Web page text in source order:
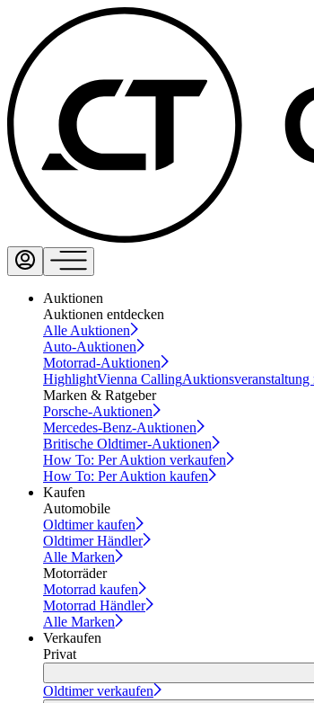
Auktionen
Auktionen entdecken
Alle Auktionen
Auto-Auktionen
Motorrad-Auktionen
HighlightVienna Calling
Marken & Ratgeber
Porsche-Auktionen
Mercedes-Benz-Auktionen
Britische Oldtimer-Auktionen
How To: Per Auktion verkaufen
How To: Per Auktion kaufen
Kaufen
Automobile
Oldtimer kaufen
Oldtimer Händler
Alle Marken
Motorräder
Motorrad kaufen
Motorrad Händler
Alle Marken
Verkaufen
Privat
Oldtimer verkaufen